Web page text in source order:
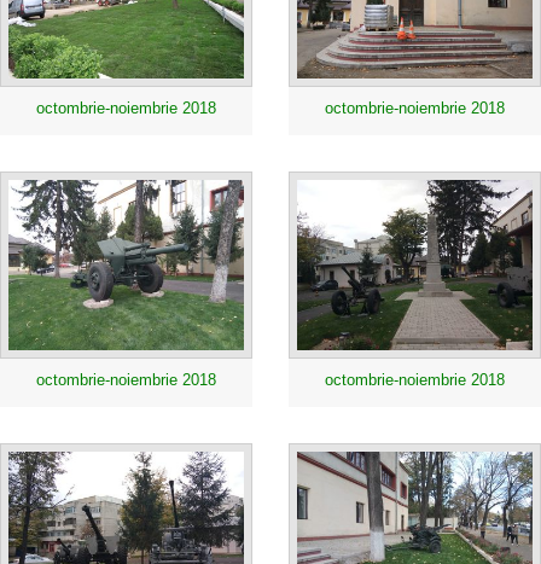
octombrie-noiembrie 2018 octombrie-noiembrie 2018
octombrie-noiembrie 2018 octombrie-noiembrie 2018